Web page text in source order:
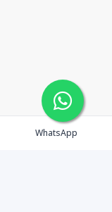
WhatsApp